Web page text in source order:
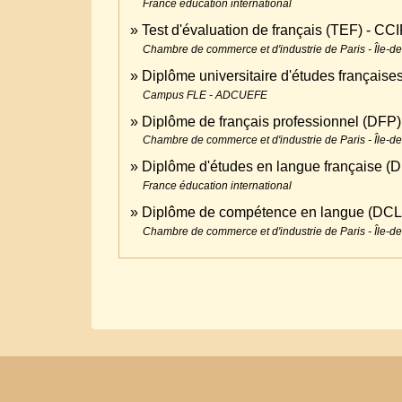
France éducation international
Test d'évaluation de français (TEF) -
Chambre de commerce et d'industrie de Paris - Île-
Diplôme universitaire d'études
Campus FLE - ADCUEFE
Diplôme de français professionnel (DFP)
Chambre de commerce et d'industrie de Paris - Île-
Diplôme d'études en langue française
France éducation international
Diplôme de compétence en langue
Chambre de commerce et d'industrie de Paris - Île-